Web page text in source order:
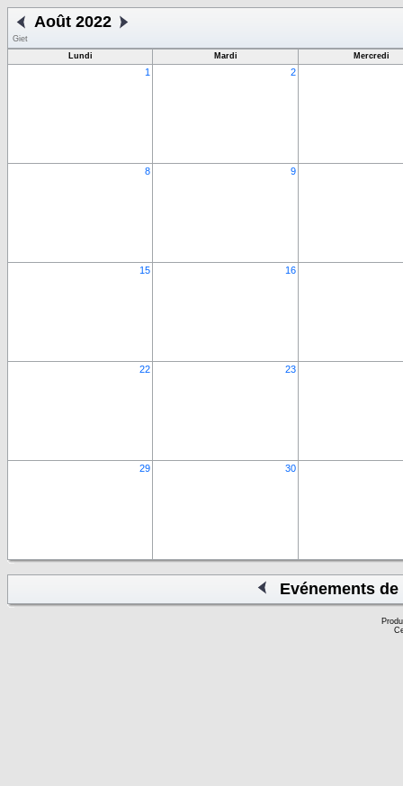
Août 2022
Giet
Lundi
Mardi Mercredi
1 2
8 9
15 16
22 23
29 30
Evénements